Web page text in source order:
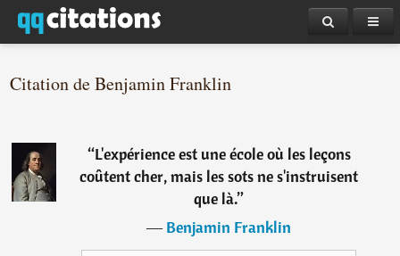
Citation de Benjamin Franklin
“L'expérience est une école où les leçons
coûtent cher, mais les sots ne s'instruisent
que là.”
―Benjamin Franklin